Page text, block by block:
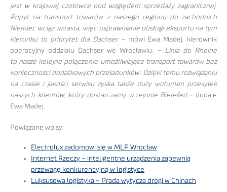
jest w krajowej czołówce pod względem sprzedaży zagranicznej.
Popyt na transport towarów z naszego regionu do zachodnich
Niemiec wciąż wzrasta, więc usprawnianie obsługi eksportu na tym
kierunku to priorytet dla Dachser – mówi Ewa Madej, kierownik
operacyjny oddziału Dachser we Wrocławiu. – Linia do Rheine
to nasze kolejne połączenie umożliwiające transport towarów bez
konieczności dodatkowych przeładunków. Dzięki temu rozwiązaniu
na czasie i jakości serwisu zyska także duży wolumen przesyłek
naszych klientów, który dostarczamy w rejonie Bielefed– dodaje
Ewa Madej.
Powiązane wpisy:
Electrolux zadomowi się w MLP Wrocław
Internet Rzeczy – inteligentne urządzenia zapewnią
przewagę konkurencyjną w logistyce
Luksusowa logistyka – Prada wytycza drogi w Chinach